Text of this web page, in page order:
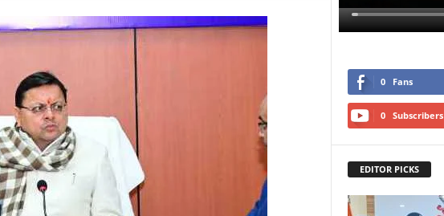
0 Fans
0 Subscribers
EDITOR PICKS